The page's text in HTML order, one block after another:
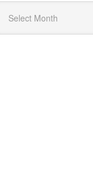
Kloptdatwel.nl